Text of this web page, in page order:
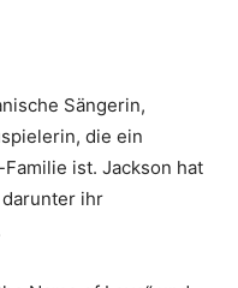
Sängerin,
die ein
ist. Jackson hat
ihr